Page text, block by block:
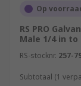
Op
RS PRO
Male 1/4 in to
RS-stocknr. 257-
Subtotaal (1